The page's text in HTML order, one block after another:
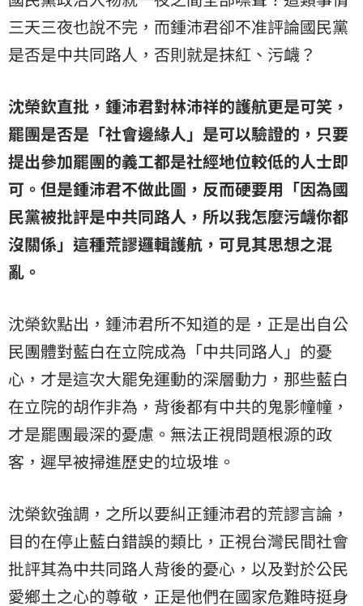
三天三夜也說不完，而鍾沛君卻不准評論國民黨
是否是中共同路人，否則就是抹紅、污衊？
沈榮欽直批，鍾沛君對林沛祥的護航更是可笑，
罷團是否是「社會邊緣人」是可以驗證的，只要
提出參加罷團的義工都是社經地位較低的人士即
可。但是鍾沛君不做此圖，反而硬要用「因為國
民黨被批評是中共同路人，所以我怎麼污衊你都
沒關係」這種荒謬邏輯護航，可見其思想之混
亂。
沈榮欽點出，鍾沛君所不知道的是，正是出自公
民團體對藍白在立院成為「中共同路人」的憂
心，才是這次大罷免運動的深層動力，那些藍白
在立院的胡作非為，背後都有中共的鬼影幢幢，
才是罷團最深的憂慮。無法正視問題根源的政
客，遲早被掃進歷史的垃圾堆。
沈榮欽強調，之所以要糾正鍾沛君的荒謬言論，
目的在停止藍白錯誤的類比，正視台灣民間社會
批評其為中共同路人背後的憂心，以及對於公民
愛鄉土之心的尊敬，正是他們在國家危難時挺身